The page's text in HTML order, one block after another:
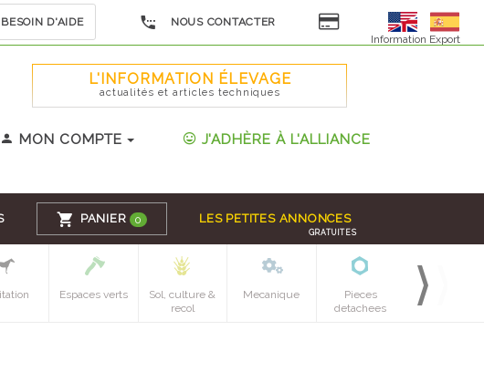
BESOIN D'AIDE
NOUS CONTACTER
Information Export
L'INFORMATION ÉLEVAGE
actualités et articles techniques
MON COMPTE J'ADHÈRE À L'ALLIANCE
PANIER 0 LES PETITES ANNONCES
GRATUITES
Espaces verts
Sol, culture &
recol
Mecanique
Pieces
detachees